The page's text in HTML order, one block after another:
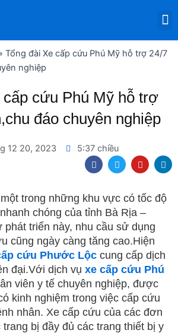
Tổng đài Xe cấp cứu Phú Mỹ hỗ trợ 24/7
nghiệp
cứu Phú Mỹ hỗ trợ
đáo chuyên nghiệp
12 20, 2023 5:37 chiều
F
a
c
b
o
o
k
T
w
i
t
e
r
Y
o
u
u
b
e
L
i
n
e
d
trong những khu vực có tốc độ
chóng của tỉnh Bà Rịa –
triển này, nhu cầu sử dụng
cũng ngày càng tăng cao.Hiện
cứu Phước Lộc cung cấp dịch
đại.Với dịch vụ xe cấp cứu Phú
viên y tế chuyên nghiệp, được
kinh nghiệm trong việc cấp cứu
nhân. Xe cấp cứu của các đơn
bị đầy đủ các trang thiết bị y